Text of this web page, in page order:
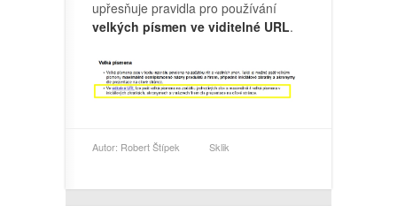
upřesňuje pravidla pro používání
velkých písmen ve viditelné URL.
Autor: Robert Štípek Sklik